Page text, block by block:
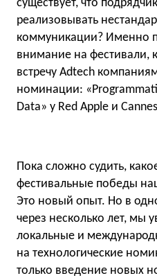
существует, что
реализовывать
коммуникации? Именно
внимание на фестивали,
встречу Adtech
номинации:
Data» у Red Apple и
Пока сложно судить,
фестивальные победы
Это новый опыт. Но в
через несколько лет, мы
локальные и
на технологические
только введение новых